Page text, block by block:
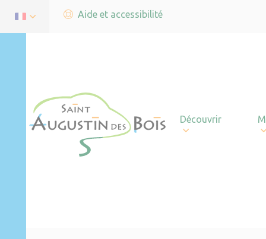
Aide et accessibilité
Découvrir